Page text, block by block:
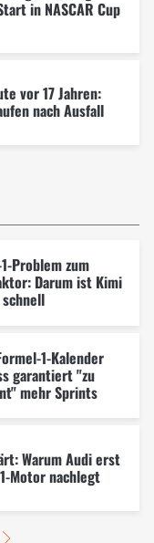
in NASCAR Cup
vor 17 Jahren:
nach Ausfall
Problem zum
Darum ist Kimi
1-Kalender
garantiert "zu
mehr Sprints
Warum Audi erst
Motor nachlegt